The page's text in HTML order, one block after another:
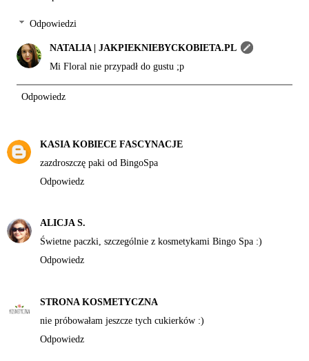
Odpowiedzi
NATALIA | JAKPIEKNIEBYCKOBIETA.PL
Mi Floral nie przypadł do gustu ;p
Odpowiedz
KASIA KOBIECE FASCYNACJE
zazdroszczę paki od BingoSpa
Odpowiedz
ALICJA S.
Świetne paczki, szczególnie z kosmetykami Bingo Spa :)
Odpowiedz
STRONA KOSMETYCZNA
nie próbowałam jeszcze tych cukierków :)
Odpowiedz